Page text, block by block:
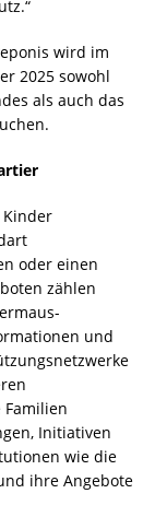
wird im
2025 sowohl
als auch das
Kinder
oder einen
zählen
und
Familien
Initiativen
wie die
ihre Angebote